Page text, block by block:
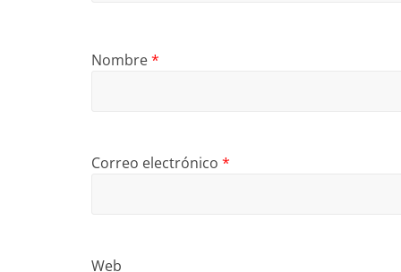
Nombre*
Correo electrónico *
Web